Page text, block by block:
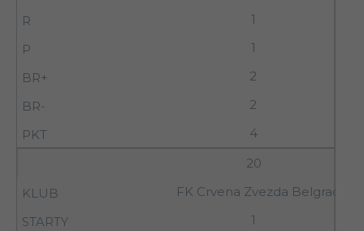
1
1
2
2
4
20
FK Crvena Zvezda Belgrad
1